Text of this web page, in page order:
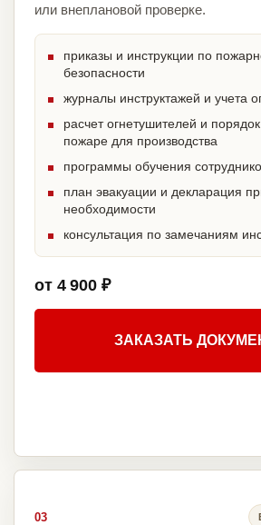
или внеплановой проверке.
приказы и инструкции по
безопасности
журналы инструктажей и учета
расчет огнетушителей и
пожаре для производства
программы обучения
план эвакуации и декларация
необходимости
консультация по замечаниям
от 4 900 ₽
ЗАКАЗАТЬ
03